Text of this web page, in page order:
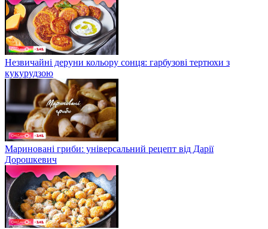
Незвичайні деруни кольору сонця: гарбузові тертюхи з
кукурудзою
Мариновані гриби: універсальний рецепт від Дарії
Дорошкевич